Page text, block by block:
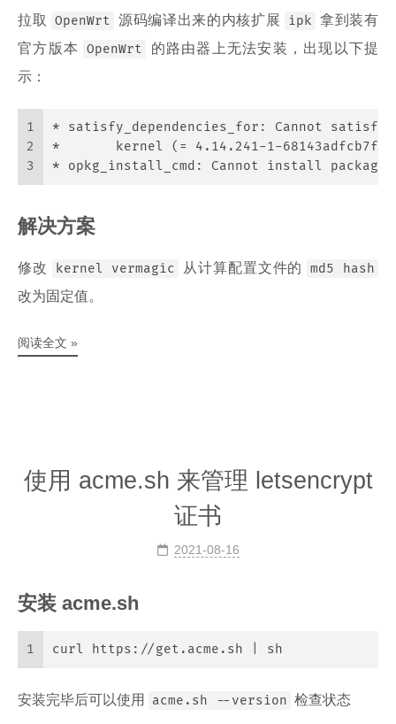
拉取 OpenWrt 源码编译出来的内核扩展 ipk 拿到装有
官方版本
OpenWrt
的路由器上无法安装，出现以下提
示：
1
2
3
* satisfy_dependencies_for: Cannot satisfy
* 	kernel (= 4.14.241-1-
* opkg_install_cmd: Cannot install package
解决方案
修改 kernel vermagic 从计算配置文件的
md5 hash
改为固定值。
阅读全文 »
使用 acme.sh 来管理 letsencrypt
证书
2021-08-16
安装 acme.sh
1 curl https://get.acme.sh | sh
安装完毕后可以使用 acme.sh --version 检查状态